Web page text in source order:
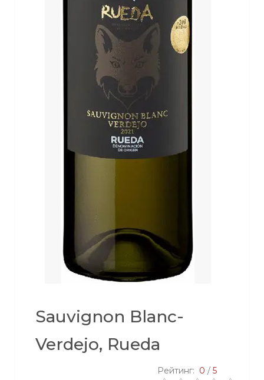
Sauvignon Blanc-
Verdejo, Rueda
Рейтинг: 0 / 5